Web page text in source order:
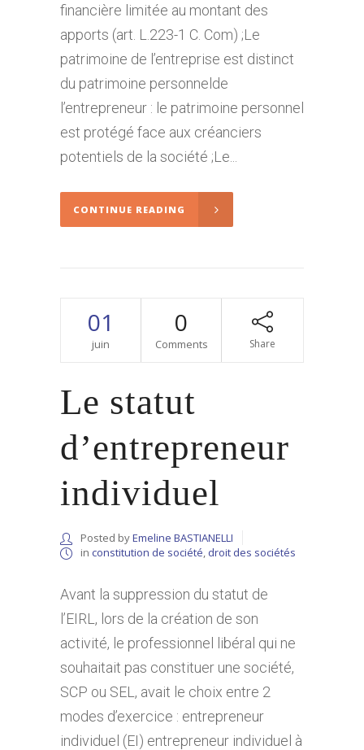
financière limitée au montant des
apports (art. L.223-1 C. Com) ;Le
patrimoine de l’entreprise est distinct
du patrimoine personnelde
l’entrepreneur : le patrimoine personnel
est protégé face aux créanciers
potentiels de la société ;Le...
CONTINUE READING
01
juin
0
Comments Share
Le statut
d’entrepreneur
individuel
Posted byEmeline BASTIANELLI
in constitution de société, droit des sociétés
Avant la suppression du statut de
l’EIRL, lors de la création de son
activité, le professionnel libéral qui ne
souhaitait pas constituer une société,
SCP ou SEL, avait le choix entre 2
modes d’exercice : entrepreneur
individuel (EI) entrepreneur individuel à